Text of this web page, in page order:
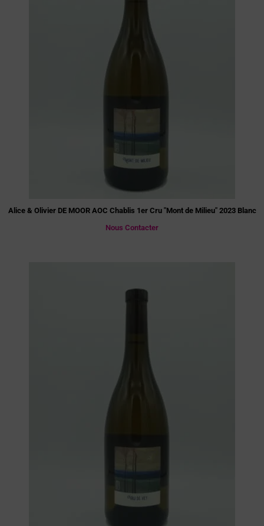
Alice & Olivier DE MOOR AOC Chablis 1er Cru "Mont de Milieu" 2023 Blanc
Nous Contacter